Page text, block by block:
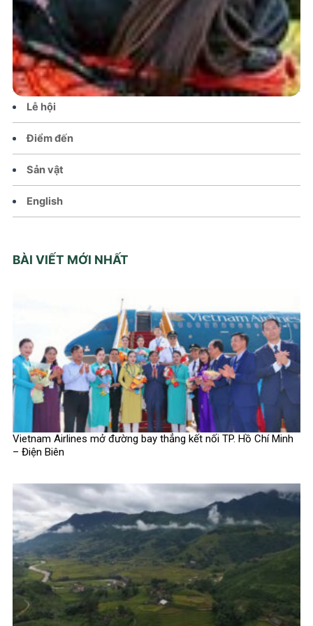
Tin tức – Sự kiện
Chính sách
Văn hoá – Đời sống
Lễ hội
Điểm đến
Sản vật
English
BÀI VIẾT MỚI NHẤT
Vietnam Airlines mở đường bay thẳng kết nối TP. Hồ Chí Minh
– Điện Biên